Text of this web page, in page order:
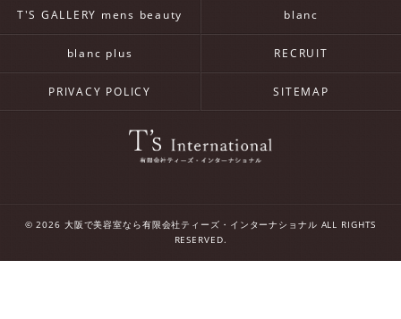
T'S GALLERY mens beauty blanc
blanc plus RECRUIT
PRIVACY POLICY SITEMAP
© 2026 大阪で美容室なら有限会社ティーズ・インターナショナル ALL RIGHTS
RESERVED.